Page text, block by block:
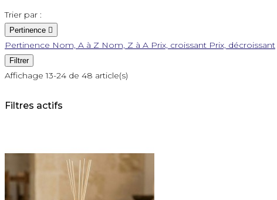
Trier par :
Pertinence 
Pertinence Nom, A à Z Nom, Z à A Prix, croissant Prix, décroissant
Filtrer
Affichage 13-24 de 48 article(s)
Filtres actifs